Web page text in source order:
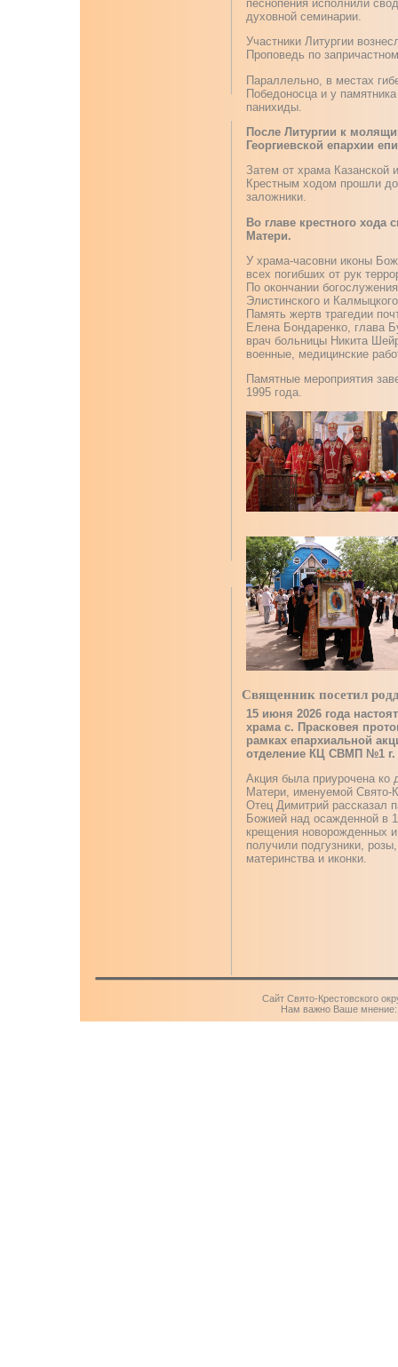
песнопения исполнили
духовной семинарии.
Участники Литургии
Проповедь по
Параллельно, в местах
Победоносца и у
панихиды.
После Литургии к
Георгиевской епархии
Затем от храма Казанской
Крестным ходом прошли
заложники.
Во главе крестного
Матери.
У храма-часовни иконы
всех погибших от рук
По окончании
Элистинского и
Память жертв трагедии
Елена Бондаренко, глава
врач больницы Никита
военные, медицинские
Памятные мероприятия
1995 года.
Священник посетил
15 июня 2026 года
храма с. Прасковея
рамках епархиальной
отделение КЦ СВМП №1 г.
Акция была приурочена
Матери, именуемой Свято-
Отец Димитрий рассказал
Божией над осажденной в
крещения новорожденных
получили подгузники,
материнства и иконки.
Сайт Свято-Крестовского
Нам важно Ваше